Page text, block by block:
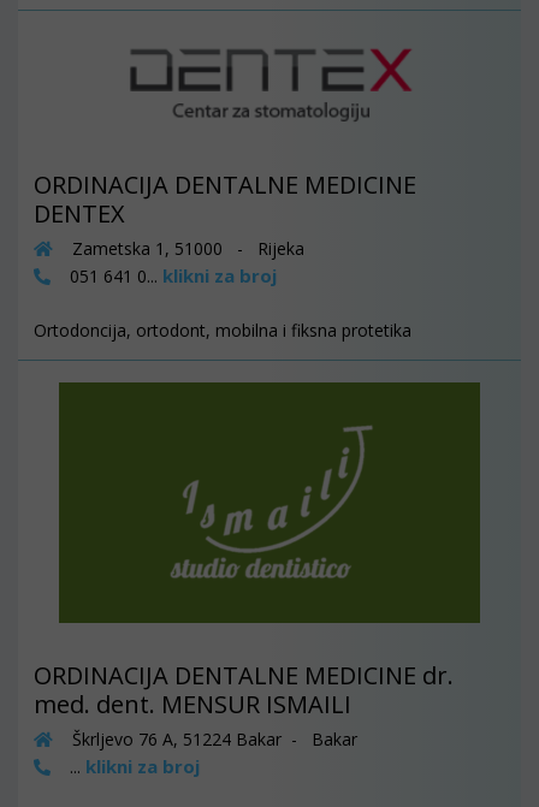
ORDINACIJA DENTALNE MEDICINE
DENTEX
Zametska 1, 51000 - Rijeka
051 641 0... klikni za broj
Ortodoncija, ortodont, mobilna i fiksna protetika
ORDINACIJA DENTALNE MEDICINE dr.
med. dent. MENSUR ISMAILI
Škrljevo 76 A, 51224 Bakar - Bakar
... klikni za broj